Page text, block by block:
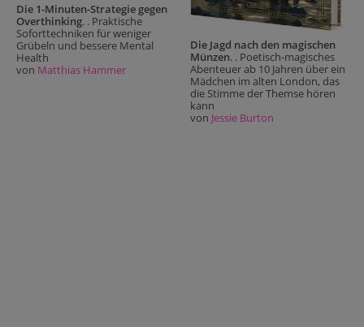
Die 1-Minuten-Strategie gegen
Overthinking. . Praktische
Soforttechniken für weniger
Grübeln und bessere Mental
Health
von Matthias Hammer
Die Jagd nach den magischen
Münzen. . Poetisch-magisches
Abenteuer ab 10 Jahren über ein
Mädchen im alten London, das
die Stimme der Themse hören
kann
von Jessie Burton